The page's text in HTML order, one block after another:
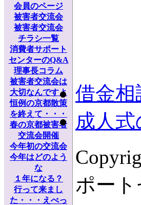
会員のページ
被害者交流会
被害者交流会
チラシ一覧
消費者サポート
センターのQ&A
理事長コラム
被害者交流会は
大切なんですよ
恒例の京都散策
を終えて・・・
春の京都被害者
交流会開催
今年初の交流会
今年はどのよう
な
１年になる？
行って来まし
た・・・えべっ
借金相
成人
ポート